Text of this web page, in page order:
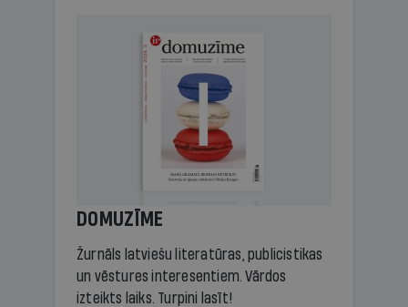
DOMUZĪME
Žurnāls latviešu literatūras, publicistikas
un vēstures interesentiem. Vārdos
izteikts laiks. Turpini lasīt!